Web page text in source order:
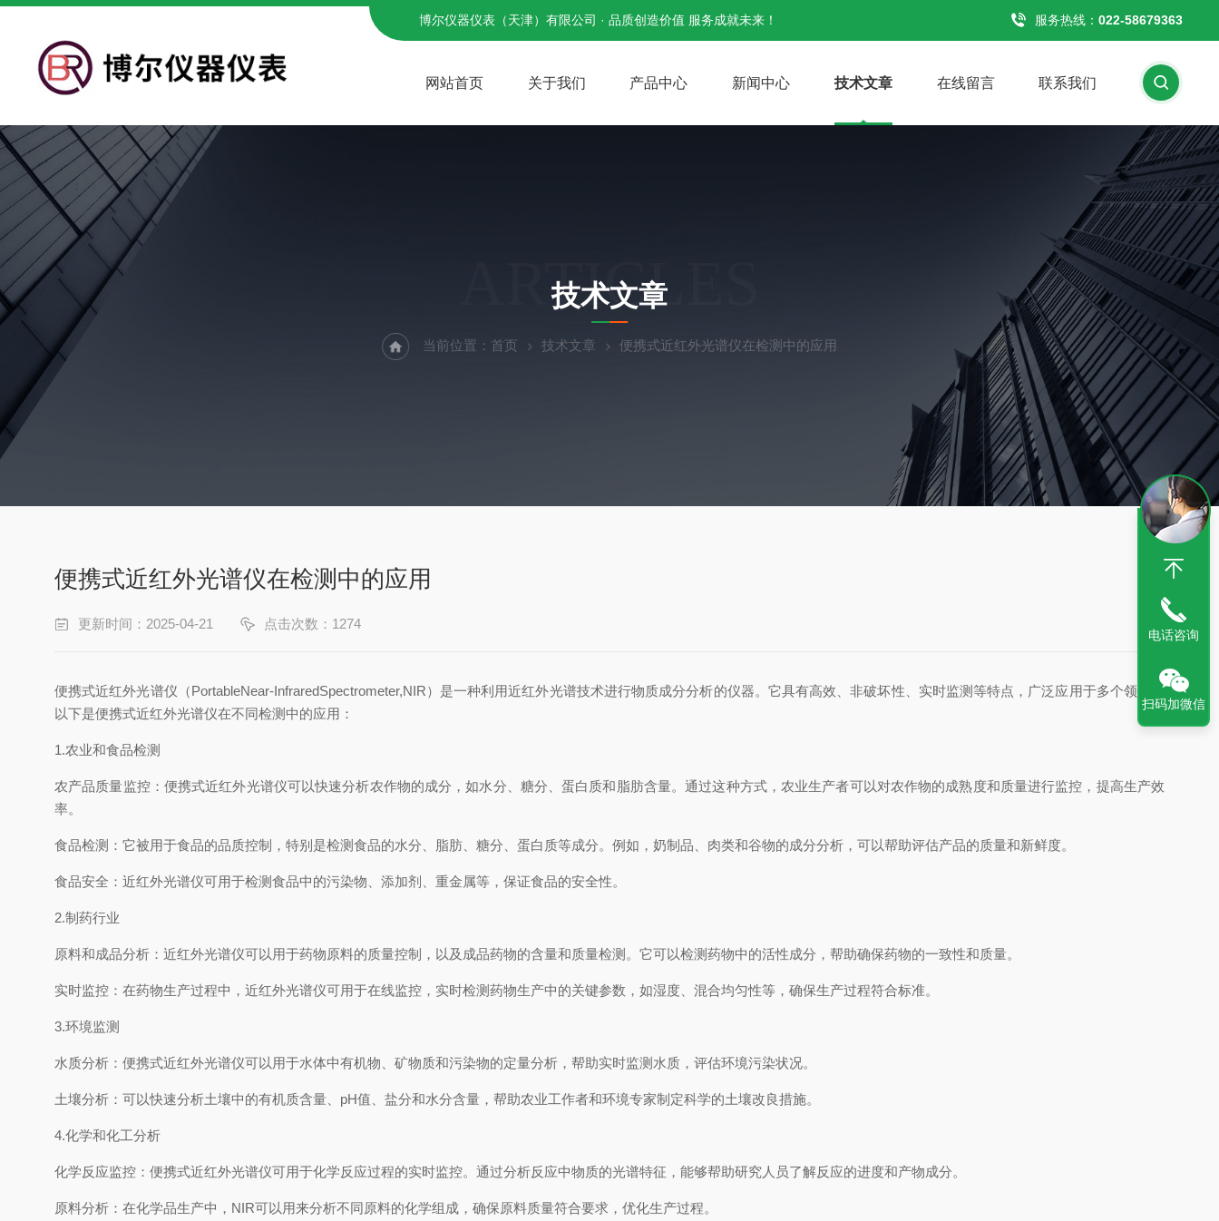
博尔仪器仪表（天津）有限公司 · 品质创造价值 服务成就未来！ 服务热线： 022-58679363
网站首页 关于我们 产品中心 新闻中心 技术文章 在线留言 联系我们
ARTICLES
技术文章
当前位置： 首页 技术文章 便携式近红外光谱仪在检测中的应用
便携式近红外光谱仪在检测中的应用
更新时间：2025-04-21 点击次数：1274
便携式近红外光谱仪（PortableNear-InfraredSpectrometer,NIR）是一种利用近红外光谱技术进行物质成分分析的仪器。它具有高效、非破坏性、实时监测等特点，广泛应用于多个领域。
以下是便携式近红外光谱仪在不同检测中的应用：
1.农业和食品检测
农产品质量监控：便携式近红外光谱仪可以快速分析农作物的成分，如水分、糖分、蛋白质和脂肪含量。通过这种方式，农业生产者可以对农作物的成熟度和质量进行监控，提高生产效
率。
食品检测：它被用于食品的品质控制，特别是检测食品的水分、脂肪、糖分、蛋白质等成分。例如，奶制品、肉类和谷物的成分分析，可以帮助评估产品的质量和新鲜度。
食品安全：近红外光谱仪可用于检测食品中的污染物、添加剂、重金属等，保证食品的安全性。
2.制药行业
原料和成品分析：近红外光谱仪可以用于药物原料的质量控制，以及成品药物的含量和质量检测。它可以检测药物中的活性成分，帮助确保药物的一致性和质量。
实时监控：在药物生产过程中，近红外光谱仪可用于在线监控，实时检测药物生产中的关键参数，如湿度、混合均匀性等，确保生产过程符合标准。
3.环境监测
水质分析：便携式近红外光谱仪可以用于水体中有机物、矿物质和污染物的定量分析，帮助实时监测水质，评估环境污染状况。
土壤分析：可以快速分析土壤中的有机质含量、pH值、盐分和水分含量，帮助农业工作者和环境专家制定科学的土壤改良措施。
4.化学和化工分析
化学反应监控：便携式近红外光谱仪可用于化学反应过程的实时监控。通过分析反应中物质的光谱特征，能够帮助研究人员了解反应的进度和产物成分。
原料分析：在化学品生产中，NIR可以用来分析不同原料的化学组成，确保原料质量符合要求，优化生产过程。
电话咨询
扫码加微信